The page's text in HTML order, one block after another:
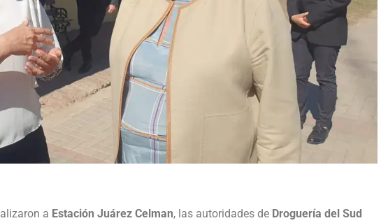
a Estación Juárez Celman, las autoridades de Droguería del Sud